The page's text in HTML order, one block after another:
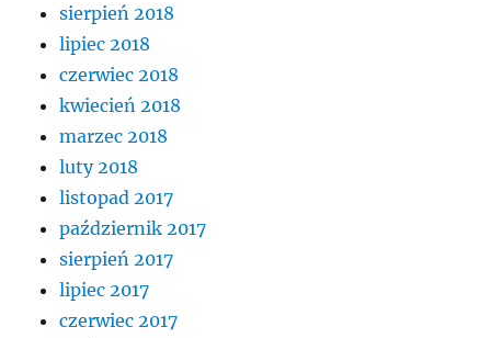
sierpień 2018
lipiec 2018
czerwiec 2018
kwiecień 2018
marzec 2018
luty 2018
listopad 2017
październik 2017
sierpień 2017
lipiec 2017
czerwiec 2017